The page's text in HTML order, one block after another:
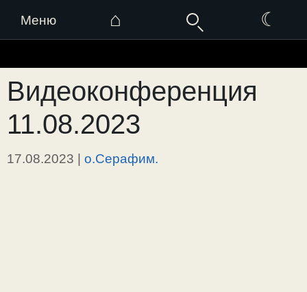
Меню ⌂ ☾
к
содержимому
Видеоконференция
11.08.2023
17.08.2023 | о.Серафим.